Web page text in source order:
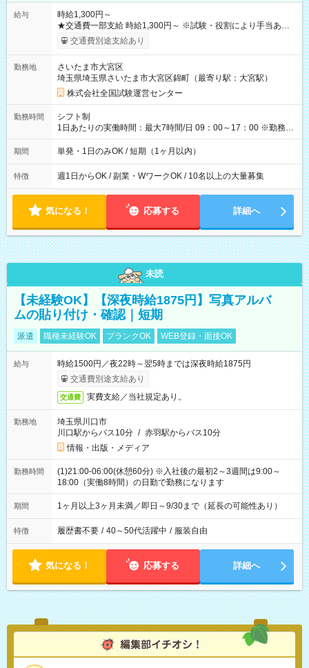
給与
時給1,300円～
★交通費一部支給 時給1,300円～ ※試験・役割により手当あり
※勤務回数により昇給あり 【即給（前払い）オプションあ
り！】 希望される場合、勤務から1週間ほどで給与の一部を受け
例】 ・河合塾模擬試験 8:30～17:30（休憩1時間） 時給1,300円
×8時間＝日収10,400円＋交通費 ※当日の役割により時給＋100
円の場合あり ・国家試験 7:00～13:30（休憩なし） 時給1,300
円（役割手当＋100円）×6時間＝日収8,400円＋交通費 【試用期
間】試用期間なし
交通費別途支給あり
勤務地
さいたま市大宮区
埼玉県埼玉県さいたま市大宮区錦町（最寄り駅：大宮駅）
株式会社全国試験運営センター
勤務時間
シフト制
1日あたりの実働時間：最大7時間/日 09：00～17：00 ※勤務時
間は 試験により異なります。
期間 単発・1日のみOK / 短期（1ヶ月以内）
特徴 週1日からOK / 副業・WワークOK / 10名以上の大量募集
気になる！ 応募する 詳細へ
未読
【未経験OK】【深夜時給1875円】写真アルバ
ムの貼り付け・確認｜短期
派遣 職種未経験OK ブランクOK WEB登録・面接OK
給与
時給1500円／夜22時～翌5時までは深夜時給1875円
交通費別途支給あり
交通費 実費支給／当社規定あり。
勤務地
埼玉県川口市
川口駅からバス10分 / 赤羽駅からバス10分
情報・出版・メディア
勤務時間
(1)21:00-06:00(休憩60分) ※入社後の最初2～3週間は9:00～
18:00（実働8時間）の日勤で勤務になります
期間 1ヶ月以上3ヶ月未満／即日～9/30まで（延長の可能性あり）
特徴 履歴書不要 / 40～50代活躍中 / 服装自由
気になる！ 応募する 詳細へ